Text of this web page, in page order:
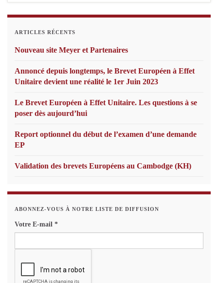
ARTICLES RÉCENTS
Nouveau site Meyer et Partenaires
Annoncé depuis longtemps, le Brevet Européen à Effet
Unitaire devient une réalité le 1er Juin 2023
Le Brevet Européen à Effet Unitaire. Les questions à se
poser dès aujourd’hui
Report optionnel du début de l’examen d’une demande
EP
Validation des brevets Européens au Cambodge (KH)
ABONNEZ-VOUS À NOTRE LISTE DE DIFFUSION
Votre E-mail *